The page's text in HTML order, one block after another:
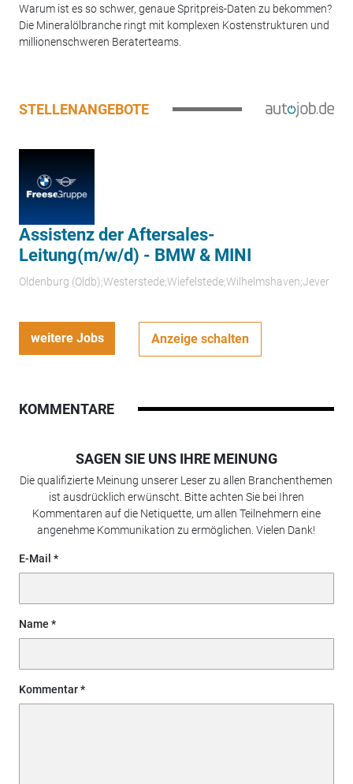
Warum ist es so schwer, genaue Spritpreis-Daten zu bekommen?
Die Mineralölbranche ringt mit komplexen Kostenstrukturen und
millionenschweren Beraterteams.
STELLENANGEBOTE
Assistenz der Aftersales-
Leitung(m/w/d) - BMW & MINI
Oldenburg (Oldb);Westerstede;Wiefelstede;Wilhelmshaven;Jever
weitere Jobs Anzeige schalten
KOMMENTARE
SAGEN SIE UNS IHRE MEINUNG
Die qualifizierte Meinung unserer Leser zu allen Branchenthemen
ist ausdrücklich erwünscht. Bitte achten Sie bei Ihren
Kommentaren auf die Netiquette, um allen Teilnehmern eine
angenehme Kommunikation zu ermöglichen. Vielen Dank!
E-Mail
Name
Kommentar